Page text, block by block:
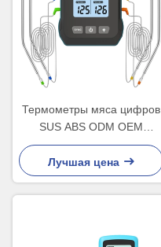
Термометры мяса цифров
SUS ABS ODM OEM
беспроводные с умным
ПРИЛОЖЕНИЕМ
Лучшая цена